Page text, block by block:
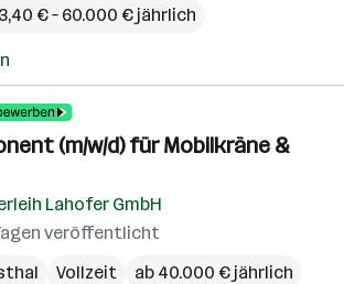
€ – 60.000 € jährlich
(m/w/d) für Mobilkräne &
Lahofer GmbH
veröffentlicht
Vollzeit ab 40.000 € jährlich